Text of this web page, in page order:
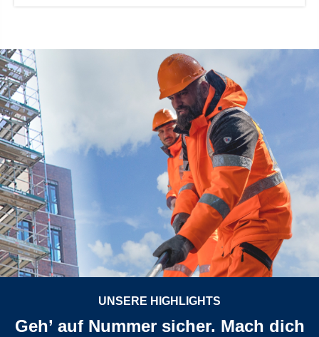
UNSERE HIGHLIGHTS
Geh’ auf Nummer sicher. Mach dich